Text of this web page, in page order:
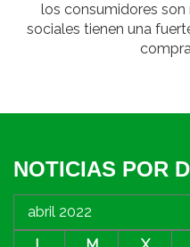
los consumidores son
sociales tienen una
NOTICIAS POR
abril 2022